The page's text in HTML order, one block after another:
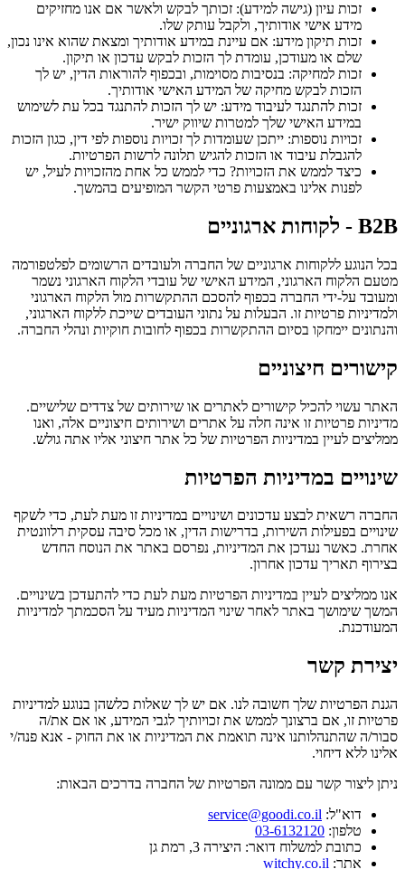
זכות עיון (גישה למידע): זכותך לבקש ולאשר אם אנו מחזיקים
מידע אישי אודותיך, ולקבל עותק שלו.
זכות תיקון מידע: אם עיינת במידע אודותיך ומצאת שהוא אינו נכון,
שלם או מעודכן, עומדת לך הזכות לבקש עדכון או תיקון.
זכות למחיקה: בנסיבות מסוימות, ובכפוף להוראות הדין, יש לך
הזכות לבקש מחיקה של המידע האישי אודותיך.
זכות להתנגד לעיבוד מידע: יש לך הזכות להתנגד בכל עת לשימוש
במידע האישי שלך למטרות שיווק ישיר.
זכויות נוספות: ייתכן שעומדות לך זכויות נוספות לפי דין, כגון הזכות
להגבלת עיבוד או הזכות להגיש תלונה לרשות הפרטיות.
כיצד לממש את הזכויות? כדי לממש כל אחת מהזכויות לעיל, יש
לפנות אלינו באמצעות פרטי הקשר המופיעים בהמשך.
B2B - לקוחות ארגוניים
בכל הנוגע ללקוחות ארגוניים של החברה ולעובדים הרשומים לפלטפורמה
מטעם הלקוח הארגוני, המידע האישי של עובדי הלקוח הארגוני נשמר
ומעובד על-ידי החברה בכפוף להסכם ההתקשרות מול הלקוח הארגוני
ולמדיניות פרטיות זו. הבעלות על נתוני העובדים שייכת ללקוח הארגוני,
והנתונים יימחקו בסיום ההתקשרות בכפוף לחובות חוקיות ונהלי החברה.
קישורים חיצוניים
האתר עשוי להכיל קישורים לאתרים או שירותים של צדדים שלישיים.
מדיניות פרטיות זו אינה חלה על אתרים ושירותים חיצוניים אלה, ואנו
ממליצים לעיין במדיניות הפרטיות של כל אתר חיצוני אליו אתה גולש.
שינויים במדיניות הפרטיות
החברה רשאית לבצע עדכונים ושינויים במדיניות זו מעת לעת, כדי לשקף
שינויים בפעילות השירות, בדרישות הדין, או מכל סיבה עסקית רלוונטית
אחרת. כאשר נעדכן את המדיניות, נפרסם באתר את הנוסח החדש
בצירוף תאריך עדכון אחרון.
אנו ממליצים לעיין במדיניות הפרטיות מעת לעת כדי להתעדכן בשינויים.
המשך שימושך באתר לאחר שינוי המדיניות מעיד על הסכמתך למדיניות
המעודכנת.
יצירת קשר
הגנת הפרטיות שלך חשובה לנו. אם יש לך שאלות כלשהן בנוגע למדיניות
פרטיות זו, אם ברצונך לממש את זכויותיך לגבי המידע, או אם את/ה
סבור/ה שהתנהלותנו אינה תואמת את המדיניות או את החוק - אנא פנה/י
אלינו ללא דיחוי.
ניתן ליצור קשר עם ממונה הפרטיות של החברה בדרכים הבאות:
דוא"ל: service@goodi.co.il
טלפון: 03-6132120
כתובת למשלוח דואר: היצירה 3, רמת גן
אתר: witchy.co.il